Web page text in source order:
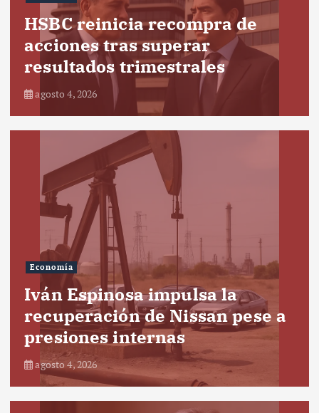
HSBC reinicia recompra de
acciones tras superar
resultados trimestrales
agosto 4, 2026
Economía
Iván Espinosa impulsa la
recuperación de Nissan pese a
presiones internas
agosto 4, 2026